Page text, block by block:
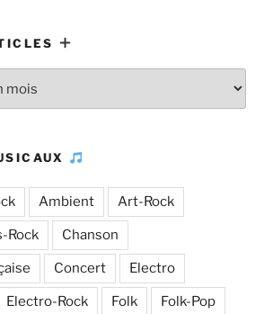
Ambient Art-Rock
Rock Chanson
Concert Electro
Electro-Rock Folk Folk-Pop